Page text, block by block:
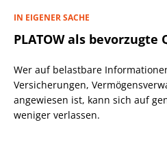
IN EIGENER SACHE
PLATOW als
Wer auf belastbare
Versicherungen,
angewiesen ist, kann sich auf
weniger verlassen.